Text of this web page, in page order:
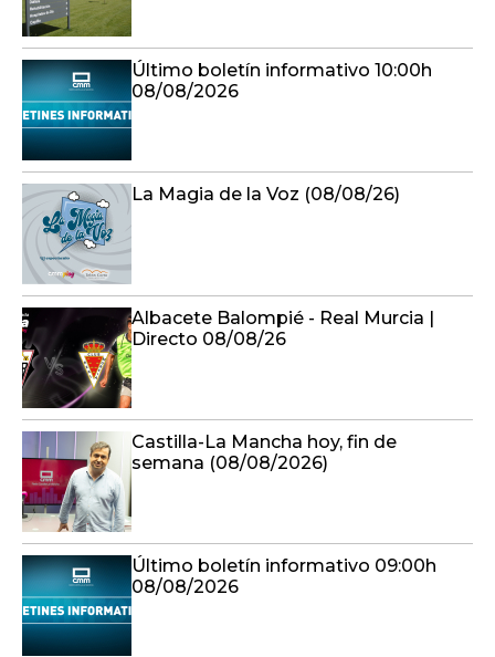
Último boletín informativo 10:00h
08/08/2026
La Magia de la Voz (08/08/26)
Albacete Balompié - Real Murcia |
Directo 08/08/26
Castilla-La Mancha hoy, fin de
semana (08/08/2026)
Último boletín informativo 09:00h
08/08/2026